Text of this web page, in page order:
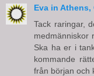
Eva in Athens,
Tack raringar,
medmänniskor
Ska ha er i
kommande
från början och